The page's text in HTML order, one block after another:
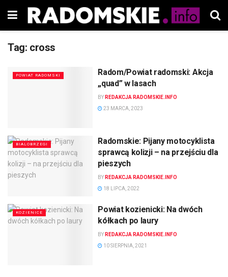
Tag: cross
POWIAT RADOMSKI
Radom/Powiat radomski: Akcja
„quad” w lasach
BY REDAKCJA RADOMSKIE.INFO
23 MARCA, 2023
BIALOBRZEGI
Radomskie: Pijany motocyklista
sprawcą kolizji – na przejściu dla
pieszych
BY REDAKCJA RADOMSKIE.INFO
18 LIPCA, 2022
KOZIENICE
Powiat kozienicki: Na dwóch
kółkach po laury
BY REDAKCJA RADOMSKIE.INFO
10 SIERPNIA, 2021